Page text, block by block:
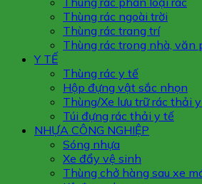
Thùng rác ngoài trời
Thùng rác trang trí
Thùng rác trong nhà, văn
Y TẾ
Thùng rác y tế
Hộp đựng vật sắc nhọn
Thùng/Xe lưu trữ rác thải
Túi đựng rác thải y tế
NHỰA CÔNG NGHIỆP
Sóng nhựa
Xe đẩy vệ sinh
Thùng chở hàng sau xe